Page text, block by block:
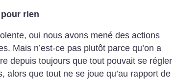
rien
oui nous avons mené des actions
Mais n’est-ce pas plutôt parce qu’on a
depuis toujours que tout pouvait se régler
alors que tout ne se joue qu’au rapport de